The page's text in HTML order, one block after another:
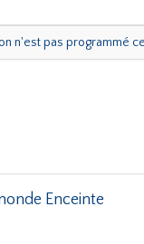
n'est pas programmé
Enceinte